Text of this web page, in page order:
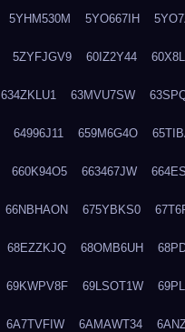
5YHM530M 5YO667IH
5ZYFJGV9 60IZ2Y44
634ZKLU1 63MVU7SW
64996J11 659M6G4O
660K94O5 663467JW
66NBHAON 675YBKS0
68EZZKJQ 68OMB6UH
69KWPV8F 69LSOT1W
6A7TVFIW 6AMAWT34